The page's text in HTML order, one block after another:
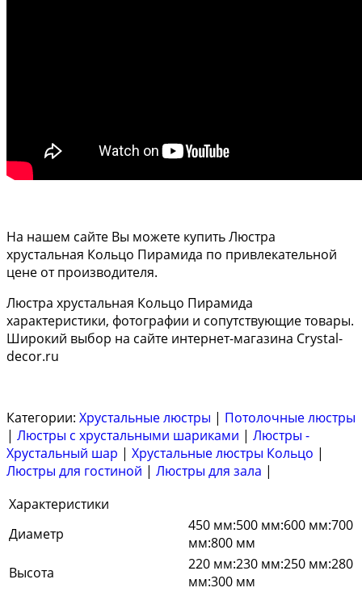
На нашем сайте Вы можете купить Люстра
хрустальная Кольцо Пирамида по привлекательной
цене от производителя.
Люстра хрустальная Кольцо Пирамида
характеристики, фотографии и сопутствующие товары.
Широкий выбор на сайте интернет-магазина Crystal-
decor.ru
Категории: Хрустальные люстры | Потолочные люстры
| Люстры с хрустальными шариками | Люстры -
Хрустальный шар | Хрустальные люстры Кольцо |
Люстры для гостиной | Люстры для зала |
Характеристики
Диаметр
450 мм:500 мм:600 мм:700
мм:800 мм
Высота
220 мм:230 мм:250 мм:280
мм:300 мм